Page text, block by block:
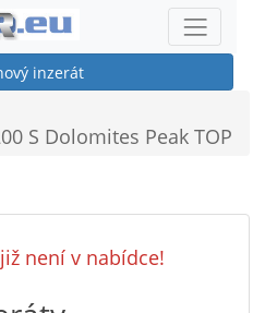
inzerát
S Dolomites Peak TOP
není v nabídce!